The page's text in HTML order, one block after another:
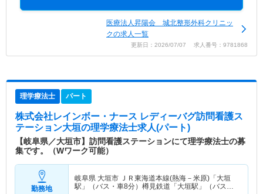
医療法人昇陽会 城北整形外科クリニッ
クの求人一覧
更新日：2026/07/07 求人番号：9781868
理学療法士 パート
株式会社レインボー・ナース レディーバグ訪問看護ス
テーション大垣の理学療法士求人(パート)
【岐阜県／大垣市】訪問看護ステーションにて理学療法士の募
集です。（Wワーク可能）
勤務地
岐阜県 大垣市 ＪＲ東海道本線(熱海－米原)「大垣
駅」（バス・車8分）樽見鉄道「大垣駅」（バス・